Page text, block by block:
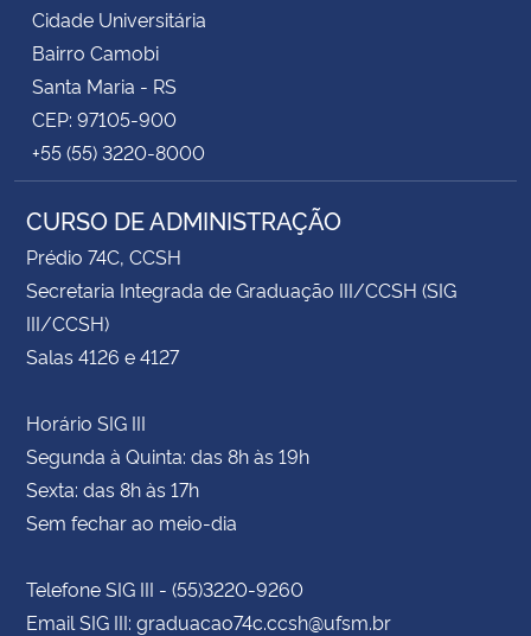
Cidade Universitária
Bairro Camobi
Santa Maria - RS
CEP: 97105-900
+55 (55) 3220-8000
CURSO DE ADMINISTRAÇÃO
Prédio 74C, CCSH
Secretaria Integrada de Graduação III/CCSH (SIG
III/CCSH)
Salas 4126 e 4127
Horário SIG III
Segunda à Quinta: das 8h às 19h
Sexta: das 8h às 17h
Sem fechar ao meio-dia
Telefone SIG III - (55)3220-9260
Email SIG III: graduacao74c.ccsh@ufsm.br